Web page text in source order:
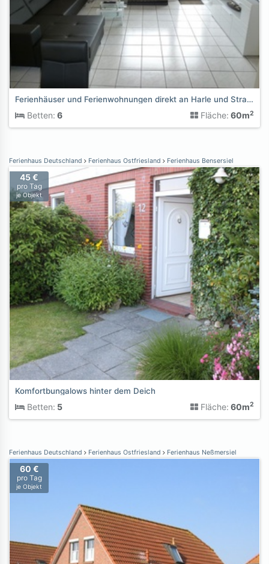
Ferienhäuser und Ferienwohnungen direkt an Harle und Strand
Betten: 6 Fläche: 60m2
Ferienhaus Deutschland Ferienhaus Ostfriesland Ferienhaus Bensersiel
45 €
pro Tag
je Objekt
Komfortbungalows hinter dem Deich
Betten: 5 Fläche: 60m2
Ferienhaus Deutschland Ferienhaus Ostfriesland Ferienhaus Neßmersiel
60 €
pro Tag
je Objekt